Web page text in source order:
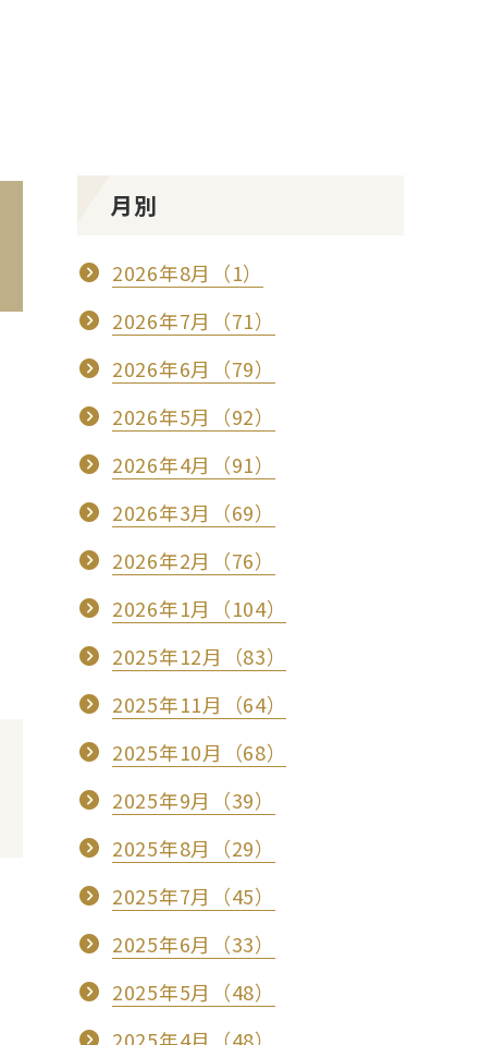
月別
2026年8月（1）
2026年7月（71）
2026年6月（79）
2026年5月（92）
2026年4月（91）
2026年3月（69）
2026年2月（76）
2026年1月（104）
2025年12月（83）
2025年11月（64）
2025年10月（68）
2025年9月（39）
2025年8月（29）
2025年7月（45）
2025年6月（33）
2025年5月（48）